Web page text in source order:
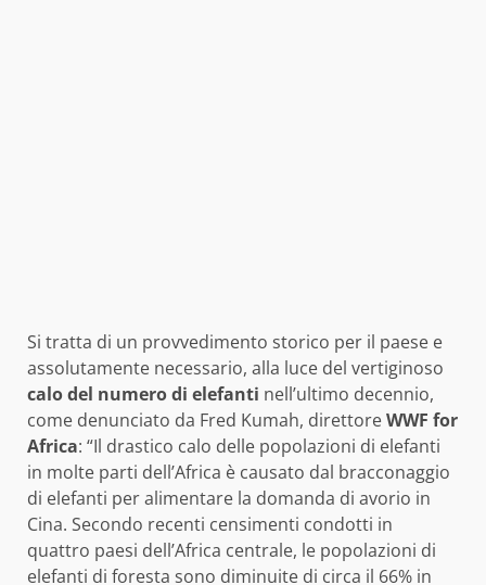
Si tratta di un provvedimento storico per il paese e
assolutamente necessario, alla luce del vertiginoso
calo del numero di elefanti nell’ultimo decennio,
come denunciato da Fred Kumah, direttoreWWF for
Africa: “Il drastico calo delle popolazioni di elefanti
in molte parti dell’Africa è causato dal bracconaggio
di elefanti per alimentare la domanda di avorio in
Cina. Secondo recenti censimenti condotti in
quattro paesi dell’Africa centrale, le popolazioni di
elefanti di foresta sono diminuite di circa il 66% in